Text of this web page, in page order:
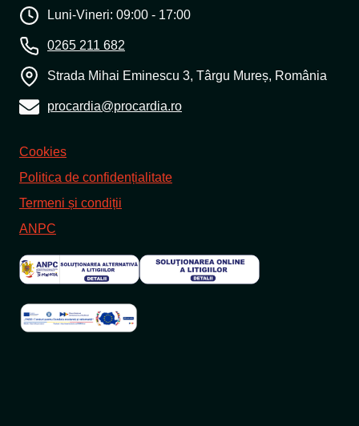
Luni-Vineri: 09:00 - 17:00
0265 211 682
Strada Mihai Eminescu 3, Târgu Mureș, România
procardia@procardia.ro
Cookies
Politica de confidențialitate
Termeni și condiții
ANPC